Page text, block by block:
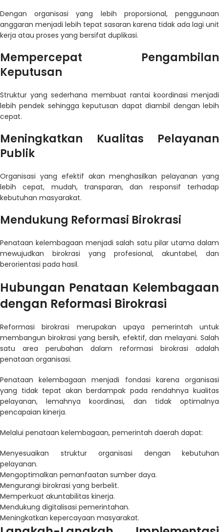
Dengan organisasi yang lebih proporsional, penggunaan
anggaran menjadi lebih tepat sasaran karena tidak ada lagi unit
kerja atau proses yang bersifat duplikasi.
Mempercepat Pengambilan
Keputusan
Struktur yang sederhana membuat rantai koordinasi menjadi
lebih pendek sehingga keputusan dapat diambil dengan lebih
cepat.
Meningkatkan Kualitas Pelayanan
Publik
Organisasi yang efektif akan menghasilkan pelayanan yang
lebih cepat, mudah, transparan, dan responsif terhadap
kebutuhan masyarakat.
Mendukung Reformasi Birokrasi
Penataan kelembagaan menjadi salah satu pilar utama dalam
mewujudkan birokrasi yang profesional, akuntabel, dan
berorientasi pada hasil.
Hubungan Penataan Kelembagaan
dengan Reformasi Birokrasi
Reformasi birokrasi merupakan upaya pemerintah untuk
membangun birokrasi yang bersih, efektif, dan melayani. Salah
satu area perubahan dalam reformasi birokrasi adalah
penataan organisasi.
Penataan kelembagaan menjadi fondasi karena organisasi
yang tidak tepat akan berdampak pada rendahnya kualitas
pelayanan, lemahnya koordinasi, dan tidak optimalnya
pencapaian kinerja.
Melalui penataan kelembagaan, pemerintah daerah dapat:
Menyesuaikan struktur organisasi dengan kebutuhan
pelayanan.
Mengoptimalkan pemanfaatan sumber daya.
Mengurangi birokrasi yang berbelit.
Memperkuat akuntabilitas kinerja.
Mendukung digitalisasi pemerintahan.
Meningkatkan kepercayaan masyarakat.